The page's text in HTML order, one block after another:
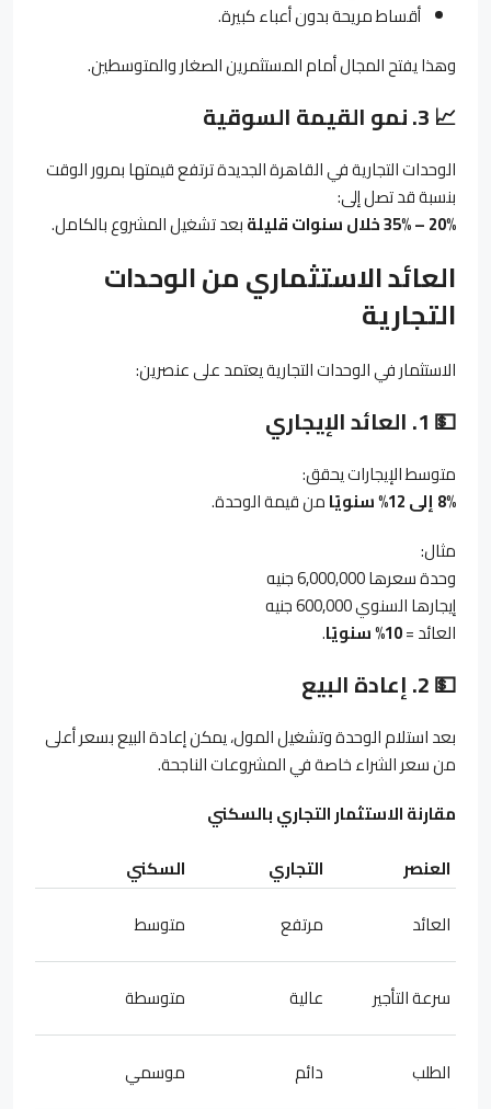
أقساط مريحة بدون أعباء كبيرة.
وهذا يفتح المجال أمام المستثمرين الصغار والمتوسطين.
📈 نمو القيمة السوقية
الوحدات التجارية في القاهرة الجديدة ترتفع قيمتها بمرور الوقت
بنسبة قد تصل إلى:
20% – 35%
خلال سنوات قليلةبعد تشغيل المشروع بالكامل.
العائد الاستثماري من الوحدات
التجارية
الاستثمار في الوحدات التجارية يعتمد على عنصرين:
💵 العائد الإيجاري
متوسط الإيجارات يحقق:
8%إلى 12% سنويًا
من قيمة الوحدة.
مثال:
وحدة سعرها 6,000,000 جنيه
إيجارها السنوي 600,000 جنيه
العائد =10% سنويًا.
💵 إعادة البيع
بعد استلام الوحدة وتشغيل المول، يمكن إعادة البيع بسعر أعلى
من سعر الشراء خاصة في المشروعات الناجحة.
مقارنة الاستثمار التجاري بالسكني
العنصر
التجاري
السكني
العائد
مرتفع متوسط
سرعة التأجير عالية متوسطة
الطلب دائم موسمي